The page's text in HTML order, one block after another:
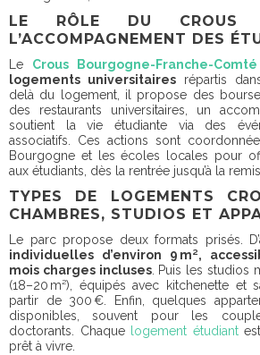
LE RÔLE DU CROUS
L’ACCOMPAGNEMENT DES
Le Crous Bourgogne-Franche-Comté
logements universitaires répartis
delà du logement, il propose des
des restaurants universitaires, un
soutient la vie étudiante via des
associatifs. Ces actions sont
Bourgogne et les écoles locales pour
aux étudiants, dès la rentrée jusqu’à la
TYPES DE LOGEMENTS
CHAMBRES, STUDIOS ET
Le parc propose deux formats prisés.
individuelles d’environ 9 m²,
mois charges incluses. Puis les studios
(18–20 m²), équipés avec kitchenette et
partir de 300 €. Enfin, quelques
disponibles, souvent pour les
doctorants. Chaque logement étudiantest
prêt à vivre.